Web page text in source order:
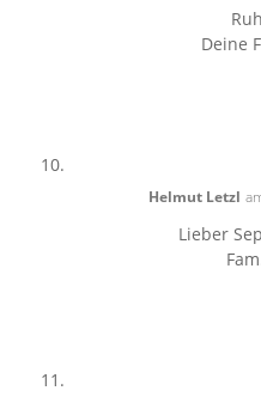
Deine
Helmut Letzl
Lieber